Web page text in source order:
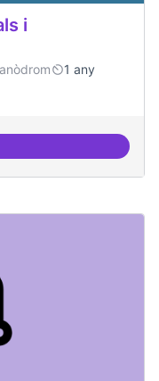
i
1 any
a projectes digitals i